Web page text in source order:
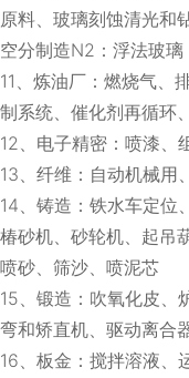
原料、玻璃刻蚀清光和
空分制造N2：浮法玻璃
11、炼油厂：燃烧气、
制系统、催化剂再循环
12、电子精密：喷漆、
13、纤维：自动机械用
14、铸造：铁水车定位
椿砂机、砂轮机、起吊
喷砂、筛沙、喷泥芯
15、锻造：吹氧化皮、
弯和矫直机、驱动离合
16、板金：搅拌溶液、